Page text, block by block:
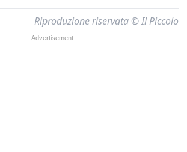
Riproduzione riservata © Il Piccolo